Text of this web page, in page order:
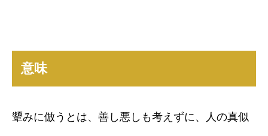
意味
顰みに倣うとは、善し悪しも考えずに、人の真似